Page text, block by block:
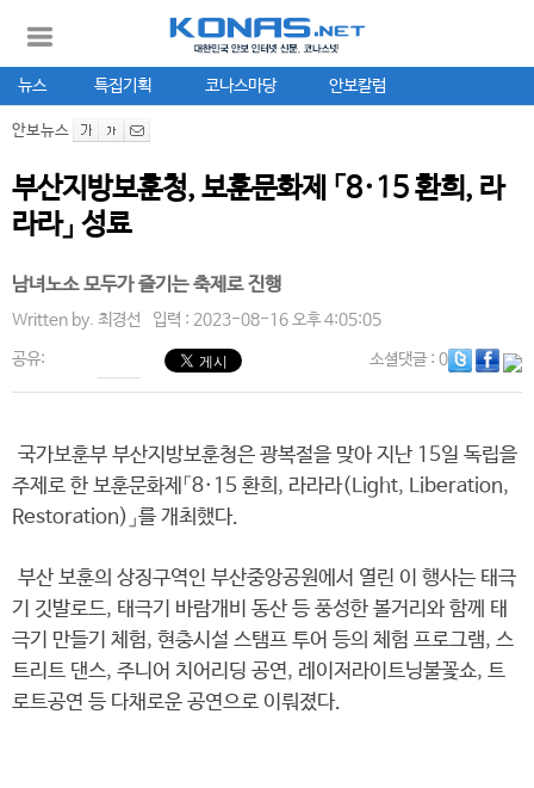
뉴스 특집기획 코나스마당 안보칼럼
안보뉴스
부산지방보훈청, 보훈문화제 「8·15 환희, 라
라라」 성료
남녀노소 모두가 즐기는 축제로 진행
Written by. 최경선 입력 : 2023-08-16 오후 4:05:05
공유: 소셜댓글: 0
국가보훈부 부산지방보훈청은 광복절을 맞아 지난 15일 독립을
주제로 한 보훈문화제「8·15 환희, 라라라(Light, Liberation,
Restoration)」를 개최했다.
부산 보훈의 상징구역인 부산중앙공원에서 열린 이 행사는 태극
기 깃발로드, 태극기 바람개비 동산 등 풍성한 볼거리와 함께 태
극기 만들기 체험, 현충시설 스탬프 투어 등의 체험 프로그램, 스
트리트 댄스, 주니어 치어리딩 공연, 레이저라이트닝불꽃쇼, 트
로트공연 등 다채로운 공연으로 이뤄졌다.